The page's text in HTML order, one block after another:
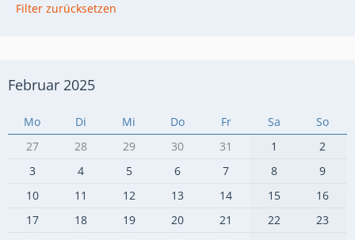
Filter zurücksetzen
Februar 2025
Mo Di Mi Do Fr Sa
So
27
28 29 30 31 1
2
3
4 5 6 7 8
9
10
11 12 13 14 15
16
17
18 19 20 21 22
23